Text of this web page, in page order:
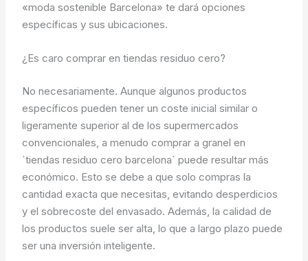
«moda sostenible Barcelona» te dará opciones
específicas y sus ubicaciones.
¿Es caro comprar en tiendas residuo cero?
No necesariamente. Aunque algunos productos
específicos pueden tener un coste inicial similar o
ligeramente superior al de los supermercados
convencionales, a menudo comprar a granel en
`tiendas residuo cero barcelona` puede resultar más
económico. Esto se debe a que solo compras la
cantidad exacta que necesitas, evitando desperdicios
y el sobrecoste del envasado. Además, la calidad de
los productos suele ser alta, lo que a largo plazo puede
ser una inversión inteligente.